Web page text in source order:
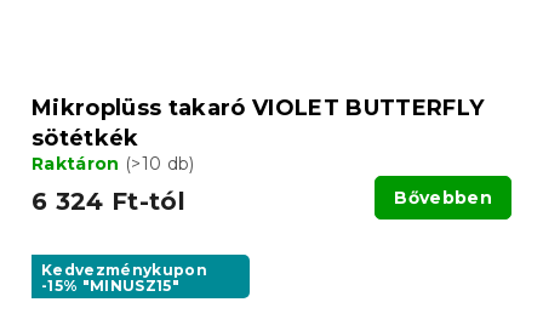
Mikroplüss takaró VIOLET BUTTERFLY
sötétkék
Raktáron (>10 db)
6 324 Ft-tól Bővebben
Kedvezménykupon
-15% "MINUSZ15"